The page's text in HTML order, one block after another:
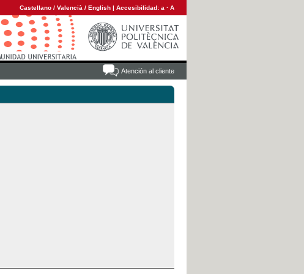
Castellano / Valencià / English | Accesibilidad: a · A
Atención al cliente